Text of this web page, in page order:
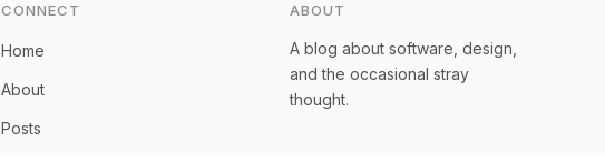
CONNECT
Home
About
Posts
ABOUT
A blog about software, design,
and the occasional stray
thought.